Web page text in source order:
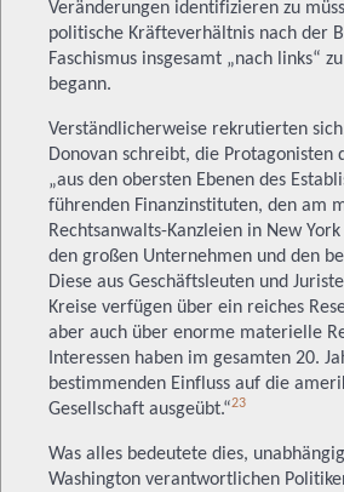
Veränderungen identifizieren zu
politische Kräfteverhältnis nach der
Faschismus insgesamt „nach links“
begann.
Verständlicherweise rekrutierten
Donovan schreibt, die Protagonisten
„aus den obersten Ebenen des
führenden Finanzinstituten, den am
Rechtsanwalts-Kanzleien in New
den großen Unternehmen und den
Diese aus Geschäftsleuten und
Kreise verfügen über ein reiches
aber auch über enorme materielle
Interessen haben im gesamten 20.
bestimmenden Einfluss auf die
Gesellschaft ausgeübt.“23
Was alles bedeutete dies,
Washington verantwortlichen